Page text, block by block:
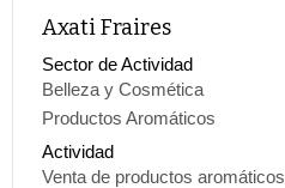
Axati Fraires
Sector de Actividad
Belleza y Cosmética
Productos Aromáticos
Actividad
Venta de productos